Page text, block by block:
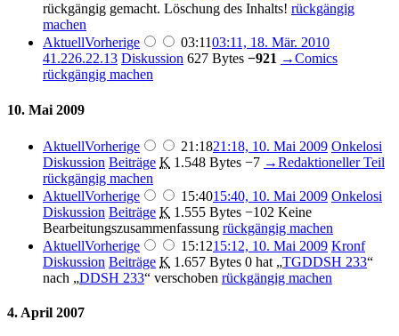
rückgängig gemacht. Löschung des Inhalts! rückgängig
machen
AktuellVorherige 03:1103:11, 18. Mär. 2010
41.226.22.13 Diskussion 627 Bytes −921 →Comics
rückgängig machen
10. Mai 2009
AktuellVorherige 21:1821:18, 10. Mai 2009 Onkelosi
Diskussion Beiträge K 1.548 Bytes −7 →Redaktioneller Teil
rückgängig machen
AktuellVorherige 15:4015:40, 10. Mai 2009 Onkelosi
Diskussion Beiträge K 1.555 Bytes −102 Keine
Bearbeitungszusammenfassung rückgängig machen
AktuellVorherige 15:1215:12, 10. Mai 2009 Kronf
Diskussion Beiträge K 1.657 Bytes 0 hat „TGDDSH 233“
nach „DDSH 233“ verschoben rückgängig machen
4. April 2007